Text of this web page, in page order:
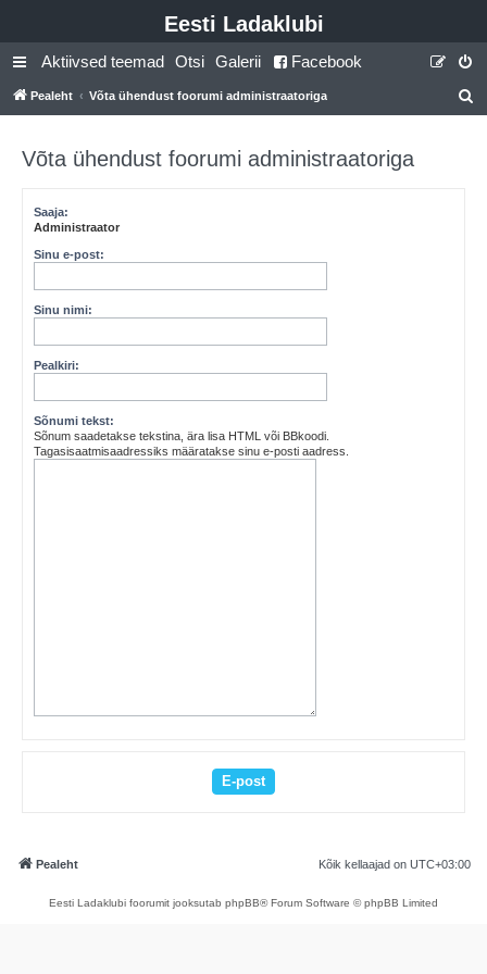
Eesti Ladaklubi
Aktiivsed teemad Otsi Galerii Facebook
Pealeht Võta ühendust foorumi administraatoriga
t
Võta ühendust foorumi administraatoriga
Saaja:
Administraator
Sinu e-post:
Sinu nimi:
Pealkiri:
Sõnumi tekst:
Sõnum saadetakse tekstina, ära lisa HTML või BBkoodi.
Tagasisaatmisaadressiks määratakse sinu e-posti aadress.
Pealeht Kõik kellaajad on UTC+03:00
Eesti Ladaklubi foorumit jooksutab phpBB® Forum Software © phpBB Limited